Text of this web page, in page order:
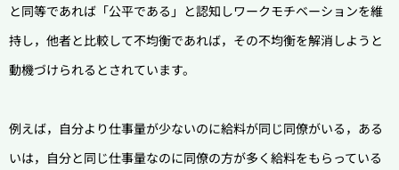
と同等であれば「公平である」と認知しワークモチベーションを維
持し，他者と比較して不均衡であれば，その不均衡を解消しようと
動機づけられるとされています。
例えば，自分より仕事量が少ないのに給料が同じ同僚がいる，ある
いは，自分と同じ仕事量なのに同僚の方が多く給料をもらっている